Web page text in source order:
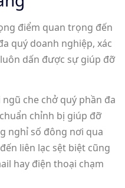
điểm quan trọng đến
quý doanh nghiệp, xác
dấn được sự giúp đỡ
ngũ che chở quý phần đa
chỉnh bị giúp đỡ
nghỉ số đông nơi qua
liên lạc sệt biệt cũng
hay điện thoại chạm